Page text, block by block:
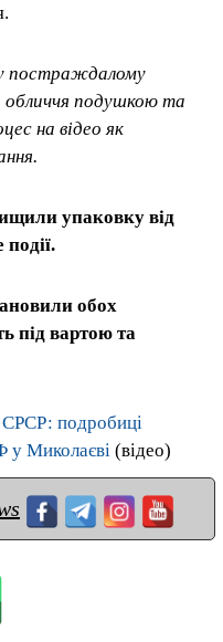
постраждалому
обличчя подушкою та
на відео як
упаковку від
обох
під вартою та
СРСР: подробиці
у Миколаєві (відео)